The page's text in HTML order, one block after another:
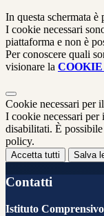
In questa schermata
I cookie necessari
piattaforma e non è
Per conoscere quali
visionare la
Cookie necessari per
I cookie necessari per
disabilitati. È
policy.
Accetta tutti Salva
Contatti
Istituto